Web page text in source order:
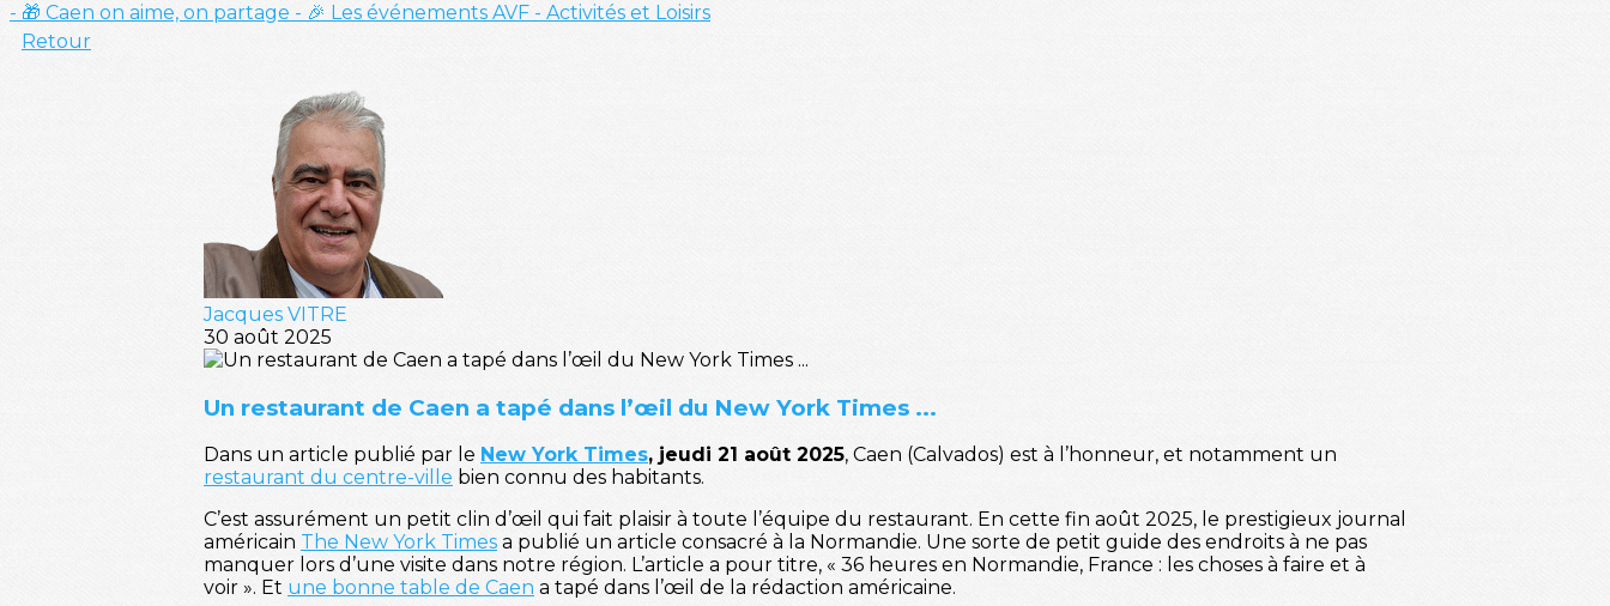
- 🎁 Caen on aime, on partage - 🎉 Les événements AVF - Activités et Loisirs
Retour
Jacques VITRE
30 août 2025
Un restaurant de Caen a tapé dans l’œil du New York Times ...
Dans un article publié par le New York Times, jeudi 21 août 2025, Caen (Calvados) est à l’honneur, et notamment un
restaurant du centre-ville bien connu des habitants.
C’est assurément un petit clin d’œil qui fait plaisir à toute l’équipe du restaurant. En cette fin août 2025, le prestigieux journal
américain The New York Times a publié un article consacré à la Normandie. Une sorte de petit guide des endroits à ne pas
manquer lors d’une visite dans notre région. L’article a pour titre, « 36 heures en Normandie, France : les choses à faire et à
voir ». Et une bonne table de Caen a tapé dans l’œil de la rédaction américaine.